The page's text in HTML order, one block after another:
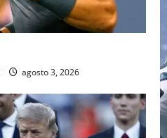
agosto 3, 2026